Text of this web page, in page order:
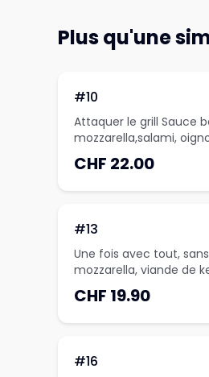
Plus qu'une
#10
Attaquer le grill Sauce barbecue,
mozzarella,salami,
Cheddar
CHF 22.00
#13
Une fois avec tout,
mozzarella, viande de
feta
CHF 19.90
#16